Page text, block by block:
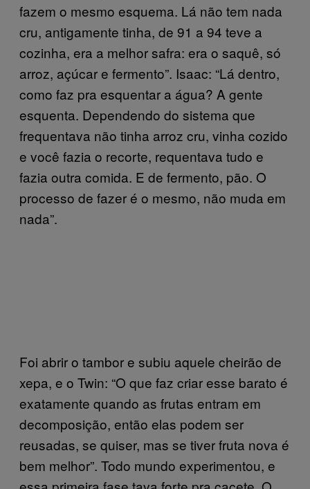
fazem o mesmo esquema. Lá não tem nada
cru, antigamente tinha, de 91 a 94 teve a
cozinha, era a melhor safra: era o saquê, só
arroz, açúcar e fermento”. Isaac: “Lá dentro,
como faz pra esquentar a água? A gente
esquenta. Dependendo do sistema que
frequentava não tinha arroz cru, vinha cozido
e você fazia o recorte, requentava tudo e
fazia outra comida. E de fermento, pão. O
processo de fazer é o mesmo, não muda em
nada”.
Foi abrir o tambor e subiu aquele cheirão de
xepa, e o Twin: “O que faz criar esse barato é
exatamente quando as frutas entram em
decomposição, então elas podem ser
reusadas, se quiser, mas se tiver fruta nova é
bem melhor”. Todo mundo experimentou, e